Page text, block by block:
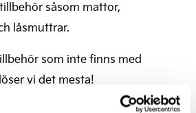
såsom mattor,
låsmuttrar.
som inte finns med
vi det mesta!